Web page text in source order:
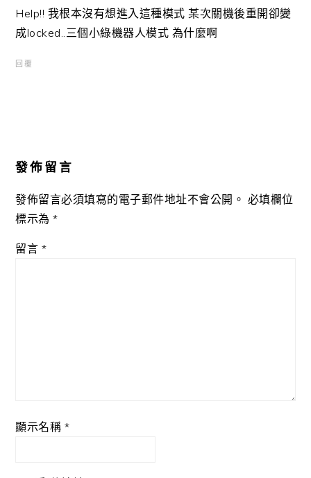
Help!! 我根本沒有想進入這種模式 某次關機後重開卻變
成locked..三個小綠機器人模式 為什麼啊
回覆
發佈留言
發佈留言必須填寫的電子郵件地址不會公開。 必填欄位
標示為*
留言 *
顯示名稱 *